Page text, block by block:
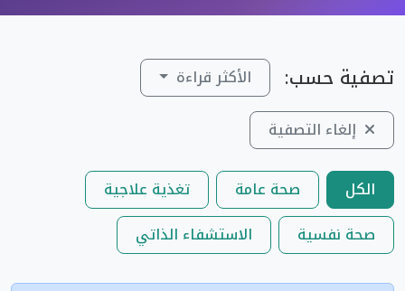
تصفية حسب:
الأكثر قراءة
إلغاء التصفية
الكل صحة عامة
تغذية علاجية
صحة نفسية
الاستشفاء الذاتي